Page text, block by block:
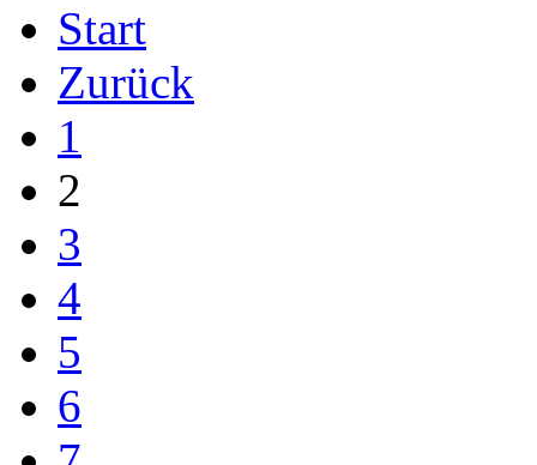
Start
Zurück
1
2
3
4
5
6